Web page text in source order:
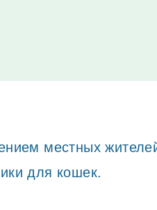
местных
для кошек.